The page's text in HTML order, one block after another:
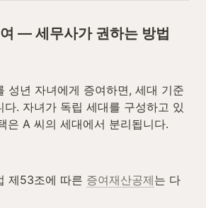
— 세무사가 권하는 방법
성년 자녀에게 증여하면, 세대 기준
다. 자녀가 독립 세대를 구성하고 있
은 A 씨의 세대에서 분리됩니다.
제53조에 따른 증여재산공제는 다